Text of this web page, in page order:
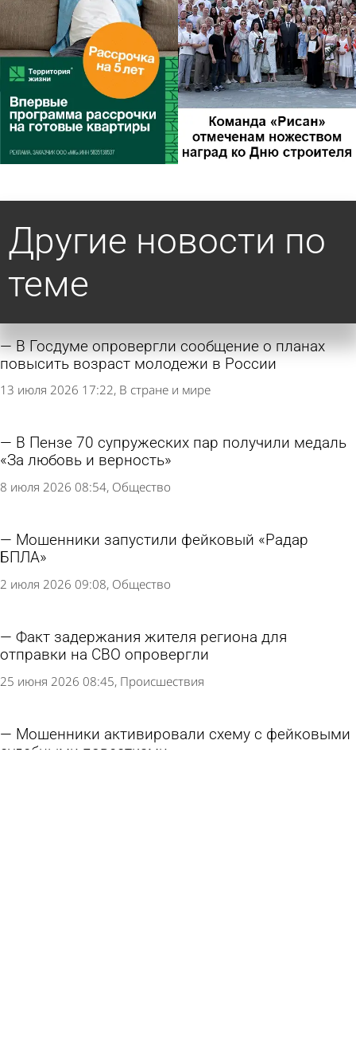
Другие новости по
теме
В Госдуме опровергли сообщение о планах
повысить возраст молодежи в России
13 июля 2026 17:22 В стране и мире
В Пензе 70 супружеских пар получили медаль
«За любовь и верность»
8 июля 2026 08:54 Общество
Мошенники запустили фейковый «Радар
БПЛА»
2 июля 2026 09:08 Общество
Факт задержания жителя региона для
отправки на СВО опровергли
25 июня 2026 08:45 Происшествия
Мошенники активировали схему с фейковыми
судебными повестками